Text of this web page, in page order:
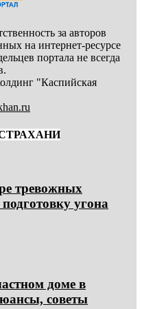
за авторов
на интернет-ресурсе
портала не всегда
"Каспийская
тревожных
угона
доме в
советы